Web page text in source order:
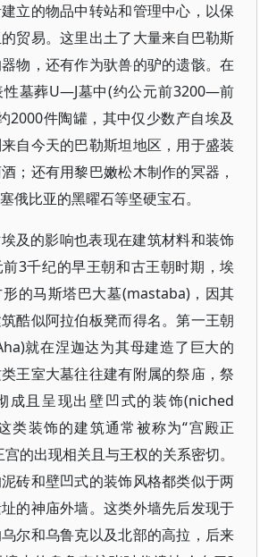
立的物品中转站和管理中心，以保
贸易。这里出土了大量来自巴勒斯
物，还有作为驮兽的驴的遗骸。在
性墓葬U—J墓中(约公元前3200—前
2000件陶罐，其中仅少数产自埃及
自今天的巴勒斯坦地区，用于盛装
；还有用黎巴嫩松木制作的冥器，
俄比亚的黑曜石等坚硬宝石。
及的影响也表现在建筑材料和装饰
3千纪的早王朝和古王朝时期，埃
的马斯塔巴大墓(mastaba)，因其
酷似阿拉伯板凳而得名。第一王朝
就在涅迦达为其母建造了巨大的
王室大墓往往建有附属的祭庙，祭
成且呈现出壁凹式的装饰(niched
类装饰的建筑通常被称为“宫殿正
的出现相关且与王权的关系密切。
砖和壁凹式的装饰风格都类似于两
的神庙外墙。这类外墙先后发现于
尔和乌鲁克以及北部的高拉，后来